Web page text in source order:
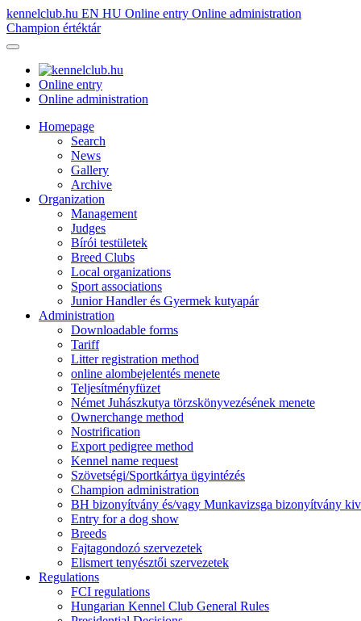
kennelclub.hu EN HU Online entry Online administration
Champion értéktár
Online entry
Online administration
Homepage
Search
News
Gallery
Archive
Organization
Management
Judges
Bírói testületek
Breed Clubs
Local organizations
Sport associations
Junior Handler és Gyermek kutyapár
Administration
Downloadable forms
Tariff
Litter registration method
online alombejelentés menete
Teljesítményfüzet
Német Juhászkutya törzskönyvezésének menete
Ownerchange method
Nostrification
Export pedigree method
Kennel name request
Szövetségi/Sportkártya ügyintézés
Champion administration
BH bizonyítvány és/vagy Munkavizsga bizonyítvány
Entry for a dog show
Breeds
Fajtagondozó szervezetek
Elismert tenyésztői szervezetek
Regulations
FCI regulations
Hungarian Kennel Club General Rules